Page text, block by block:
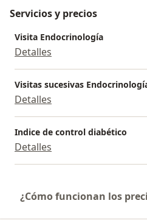
Servicios y precios
Visita Endocrinología
Detalles
Visitas sucesivas
Detalles
Indice de control diabético
Detalles
¿Cómo funcionan los